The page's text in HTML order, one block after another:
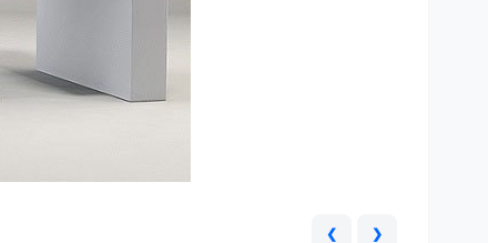
❮ ❯